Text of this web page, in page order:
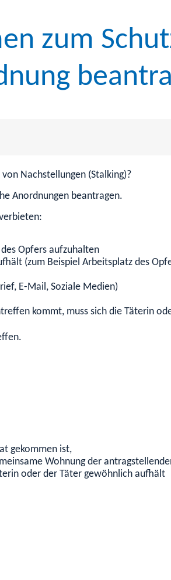
zum
Nachstellungen (Stalking)?
Anordnungen beantragen.
Opfers aufzuhalten
(zum Beispiel Arbeitsplatz des
E-Mail, Soziale Medien)
kommt, muss sich die Täterin
.
gekommen ist,
Wohnung der
oder der Täter gewöhnlich aufhält